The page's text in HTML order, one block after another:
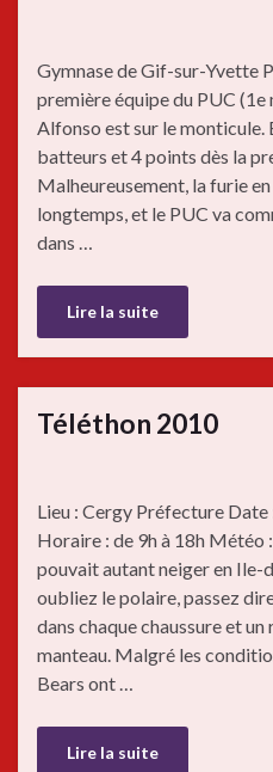
Gymnase de Gif-sur-Yvette
première équipe du PUC (1e
Alfonso est sur le monticule.
batteurs et 4 points dès la
Malheureusement, la furie
longtemps, et le PUC va
dans …
Lire la suite
Téléthon 2010
Lieu : Cergy Préfecture
Horaire : de 9h à 18h Météo :
pouvait autant neiger en Ile-
oubliez le polaire, passez
dans chaque chaussure et un
manteau. Malgré les
Bears ont …
Lire la suite